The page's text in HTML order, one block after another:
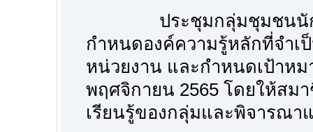
ประชุมกลุ่มชุมชนนักปฏิ
กำหนดองค์ความรู้หลักที่จำเ
หน่วยงาน และกำหนดเป้าห
พฤศจิกายน 2565 โดยให้สม
เรียนรู้ของกลุ่มและพิจารณ